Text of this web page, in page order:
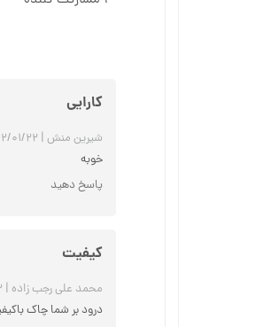
کارایی
شیرین منش | ۰۲/۰۱/
خوبه
پاسخ دهید
کیفیت
محمد علی رجب زاده |
درود بر شما چاک